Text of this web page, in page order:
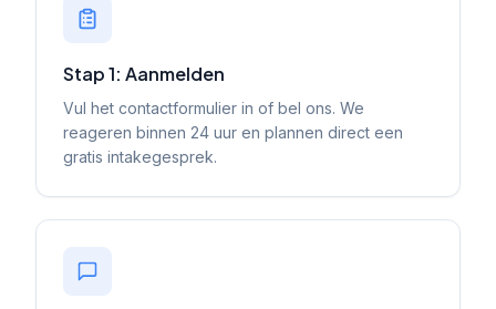
Stap 1: Aanmelden
Vul het contactformulier in of bel ons. We
reageren binnen 24 uur en plannen direct een
gratis intakegesprek.